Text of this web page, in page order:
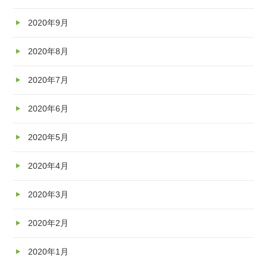
2020年9月
2020年8月
2020年7月
2020年6月
2020年5月
2020年4月
2020年3月
2020年2月
2020年1月